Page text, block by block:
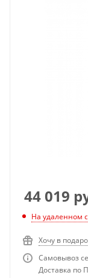
44 019
На удаленном
Хочу в
Самовывоз
Доставка по